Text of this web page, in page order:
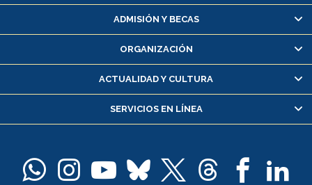
Matrícula en línea
Inscripción y cambio de asignaturas
Consulta y certificado de notas
Servicio médico y dental
Pago de arancel y crédito alumnos
Docentes
ADMISIÓN Y BECAS
ORGANIZACIÓN
ACTUALIDAD Y CULTURA
SERVICIOS EN LÍNEA